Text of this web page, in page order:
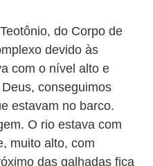
do Corpo de
devido às
com o nível alto e
conseguimos
estavam no barco.
O rio estava com
muito alto, com
das galhadas fica